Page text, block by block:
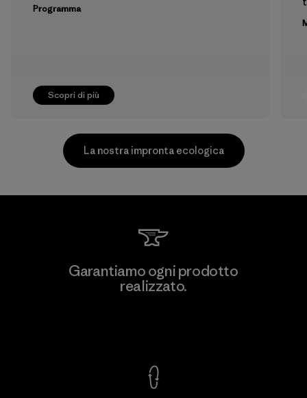
Scopri di più
Programma
Youngone Hung Yen CO., LTD
(YHL)
La nostra impronta ecologica
Garantiamo ogni prodotto
realizzato.